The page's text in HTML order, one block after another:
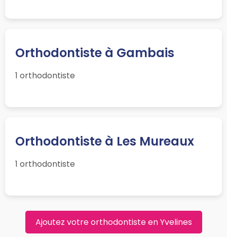
Orthodontiste à Gambais
1 orthodontiste
Orthodontiste à Les Mureaux
1 orthodontiste
Ajoutez votre orthodontiste en Yvelines